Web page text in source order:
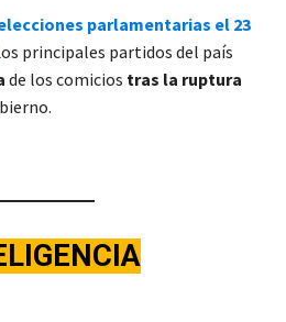
parlamentarias el 23
principales partidos del país
de los comicios tras la ruptura